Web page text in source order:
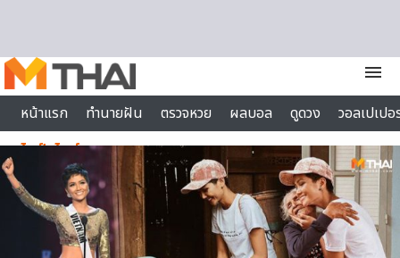
menu
หน้าแรก
ทำนายฝัน ตรวจหวย ผลบอล ดูดวง
วอลเปเป
ไลฟ์สไตล์